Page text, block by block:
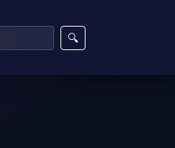
🔍